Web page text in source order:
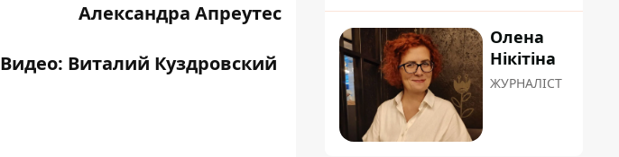
Александра Апреутес
Видео: Виталий Куздровский
Олена
Нікітіна
ЖУРНАЛІСТ